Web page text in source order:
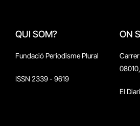
QUI SOM?
Fundació Periodisme Plural
ISSN 2339 - 9619
ON
El